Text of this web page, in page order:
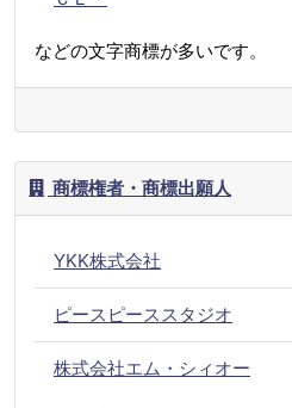
などの文字商標が多いです。
商標権者・商標出願人
YKK株式会社
ピースピーススタジオ
株式会社エム・シィオー